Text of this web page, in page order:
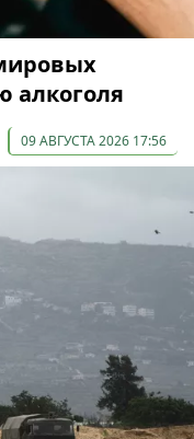
алкоголя
09 АВГУСТА 2026 17:56